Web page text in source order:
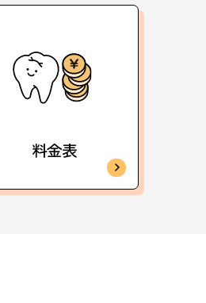
料金表